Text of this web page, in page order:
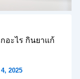
กอะไร กินยาแก้
2025